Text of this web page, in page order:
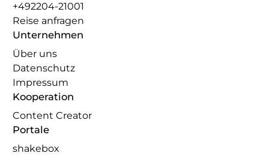
+492204-21001
Reise anfragen
Unternehmen
Über uns
Datenschutz
Impressum
Kooperation
Content Creator
Portale
shakebox